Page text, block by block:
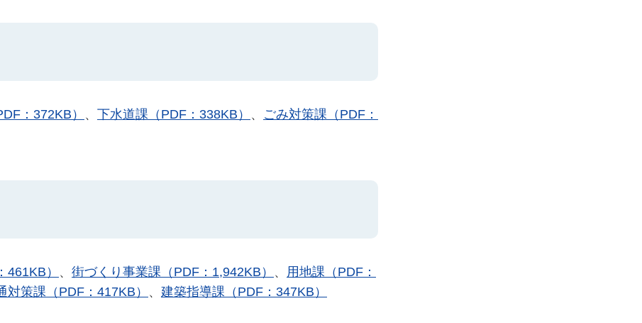
：372KB） 、 下水道課（PDF：338KB） 、 ごみ対策課（PDF：
） 、 街づくり事業課（PDF：1,942KB） 、 用地課（PDF：
対策課（PDF：417KB） 、 建築指導課（PDF：347KB）